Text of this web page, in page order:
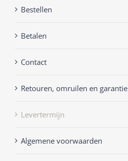
Bestellen
Betalen
Contact
Retouren, omruilen en garantie
Levertermijn
Algemene voorwaarden